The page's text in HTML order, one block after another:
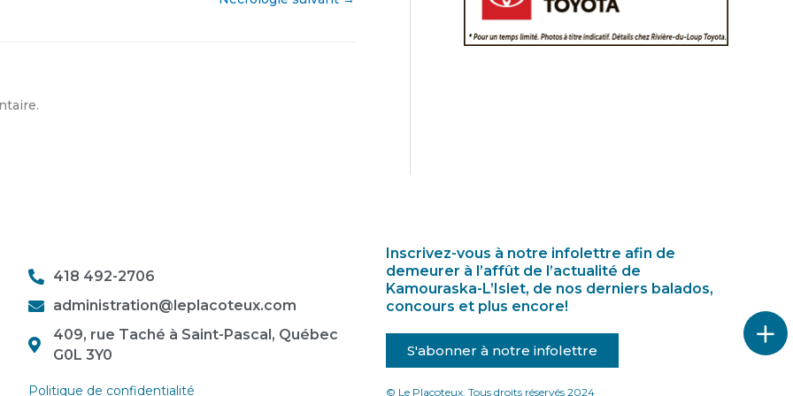
418 492-2706
administration@leplacoteux.com
409, rue Taché à Saint-Pascal, Québec
G0L 3Y0
Politique de confidentialité
Inscrivez-vous à notre infolettre afin de
demeurer à l’affût de l’actualité de
Kamouraska-L’Islet, de nos derniers balados,
concours et plus encore!
S'abonner à notre infolettre
© Le Placoteux. Tous droits réservés 2024